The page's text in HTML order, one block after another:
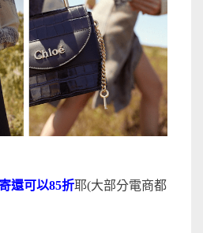
還可以85折耶(大部分電商都